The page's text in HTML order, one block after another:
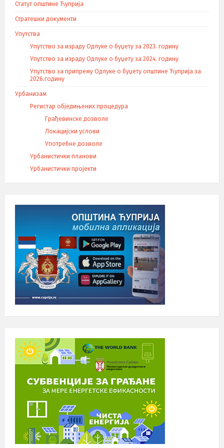
Статут општине Ћуприја
Стратешки документи
Упутства
Упутство за израду Одлуке о буџету за 2023. годину
Упутство за израду Одлуке о буџету за 2024. годину
Упутство за припрему Одлуке о буџету општине Ћуприја за
2026.годину
Урбанизам
Регистар обједињених процедура
Грађевинске дозволе
Локацијски услови
Употребне дозволе
Урбанистички планови
Урбанистички пројекти